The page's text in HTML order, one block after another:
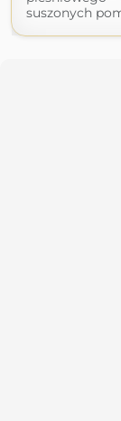
suszonych